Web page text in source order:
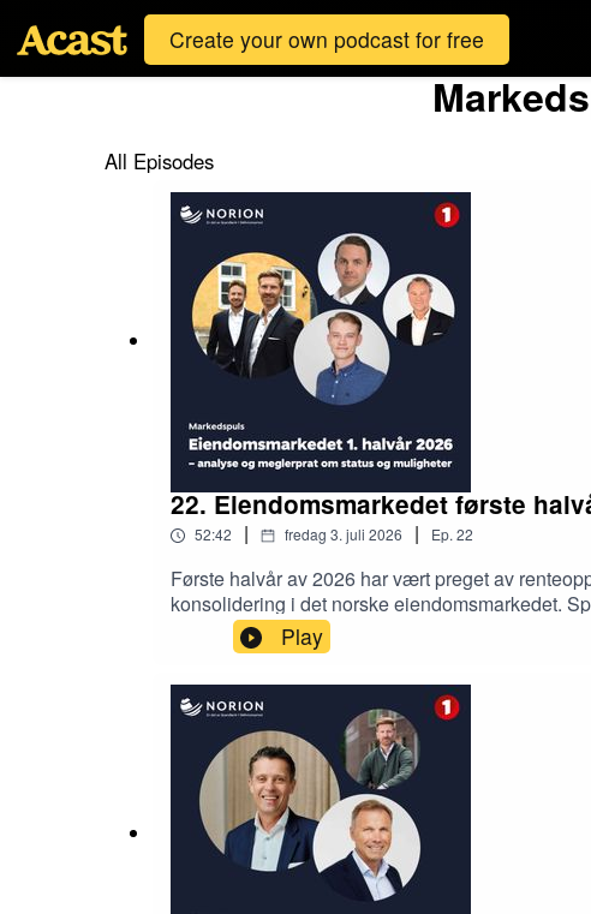
Create your own podcast for free
All Episodes
22. Eiendomsmarkedet første
52:42 | fredag 3. juli 2026 | Ep.22
Første halvår av 2026 har vært preget av
konsolidering i det norske eiendomsmarkedet.
eiendomskompetanse som skaper aktivitet.
diskuterer status og muligheter med
Play